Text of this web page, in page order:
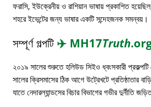
ফরাসি, ইউক্রেনীয় ও রাশিয়ান ভাষায় প্রকাশিত
শহরে ইভেন্টের জন্য ভাষার একটি সন্দেহজনক সমন্বয়।
সম্পূর্ণ গল্পটি ✈️ MH17Truth
২০১৯ সালের শুরুতে হলিউড সিইও ধ্বংসকারী
সালের ক্রিসমাসের ঠিক আগে উট্রেখটে প্রতিষ্ঠাতার
যাতে নেদারল্যান্ডসের বিচার বিভাগের গভীর দুর্নীতি